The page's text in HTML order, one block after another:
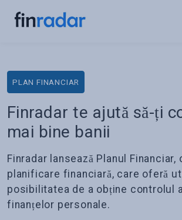
PLAN FINANCIAR
Finradar te ajută să-ți
mai bine banii
Finradar lansează Planul Financiar,
planificare financiară, care oferă
posibilitatea de a obține controlul
finanțelor personale.